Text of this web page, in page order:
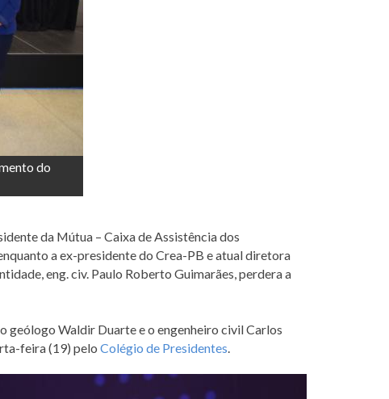
do
da Mútua – Caixa de Assistência dos
a ex-presidente do Crea-PB e atual diretora
eng. civ. Paulo Roberto Guimarães, perdera a
geólogo Waldir Duarte e o engenheiro civil Carlos
feira (19) pelo Colégio de Presidentes.